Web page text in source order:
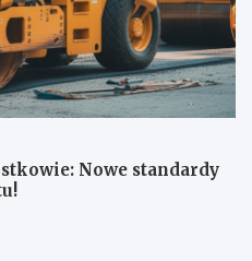
Nowe standardy